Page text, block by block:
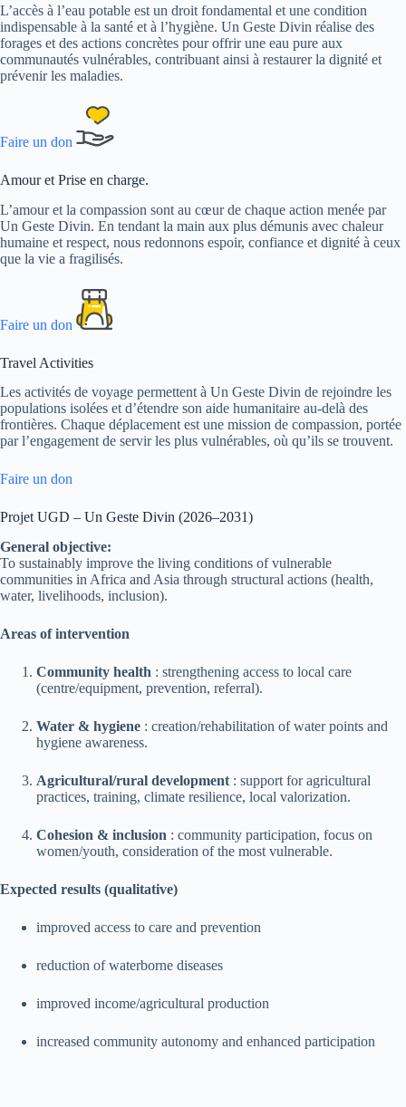
L’accès à l’eau potable est un droit fondamental et une condition
indispensable à la santé et à l’hygiène. Un Geste Divin réalise des
forages et des actions concrètes pour offrir une eau pure aux
communautés vulnérables, contribuant ainsi à restaurer la dignité et
prévenir les maladies.
Faire un don
Amour et Prise en charge.
L’amour et la compassion sont au cœur de chaque action menée par
Un Geste Divin. En tendant la main aux plus démunis avec chaleur
humaine et respect, nous redonnons espoir, confiance et dignité à ceux
que la vie a fragilisés.
Faire un don
Travel Activities
Les activités de voyage permettent à Un Geste Divin de rejoindre les
populations isolées et d’étendre son aide humanitaire au-delà des
frontières. Chaque déplacement est une mission de compassion, portée
par l’engagement de servir les plus vulnérables, où qu’ils se trouvent.
Faire un don
Projet UGD – Un Geste Divin (2026–2031)
General objective:
To sustainably improve the living conditions of vulnerable
communities in Africa and Asia through structural actions (health,
water, livelihoods, inclusion).
Areas of intervention
Community health : strengthening access to local care
(centre/equipment, prevention, referral).
Water & hygiene : creation/rehabilitation of water points and
hygiene awareness.
Agricultural/rural development : support for agricultural
practices, training, climate resilience, local valorization.
Cohesion & inclusion : community participation, focus on
women/youth, consideration of the most vulnerable.
Expected results (qualitative)
improved access to care and prevention
reduction of waterborne diseases
improved income/agricultural production
increased community autonomy and enhanced participation